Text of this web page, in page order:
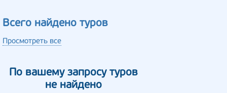
Всего найдено туров
Просмотреть все
По вашему запросу туров
не найдено